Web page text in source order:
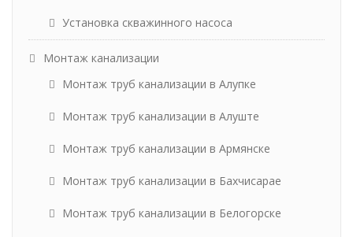
Установка скважинного насоса
Монтаж канализации
Монтаж труб канализации в Алупке
Монтаж труб канализации в Алуште
Монтаж труб канализации в Армянске
Монтаж труб канализации в Бахчисарае
Монтаж труб канализации в Белогорске